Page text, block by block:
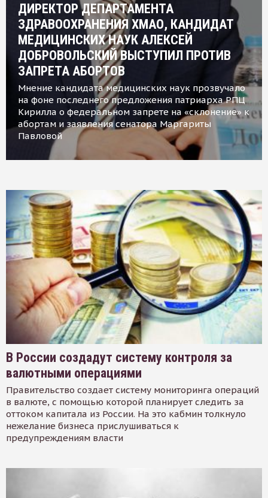
ДИРЕКТОР ДЕПАРТАМЕНТА
ЗДРАВООХРАНЕНИЯ ХМАО, КАНДИДАТ
МЕДИЦИНСКИХ НАУК АЛЕКСЕЙ
ДОБРОВОЛЬСКИЙ ВЫСТУПИЛ ПРОТИВ
ЗАПРЕТА АБОРТОВ
Мнение кандидата медицинских наук прозвучало
на фоне последнего предложения патриарха РПЦ
Кирилла о федеральном запрете на «склонение» к
абортам и заявления сенатора Маргариты
Павловой
В России создадут систему контроля за
валютными операциями
Правительство создает систему мониторинга операций
в валюте, с помощью которой планирует следить за
оттоком капитала из России. На это кабмин толкнуло
нежелание бизнеса прислушиваться к
предупреждениям власти